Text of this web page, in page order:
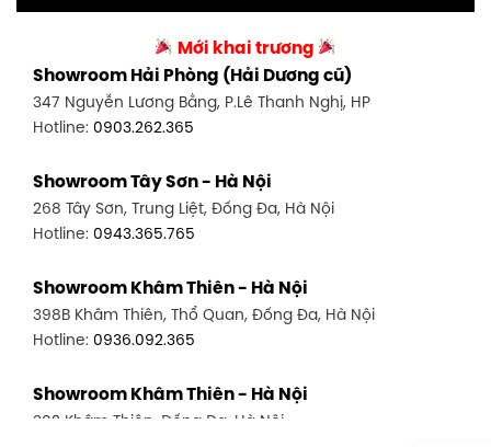
0986.71.8448
Showroom Thuận An - Bình Dương
66 đường DT743, An Phú, Thuận An, Bình Dương
Showroom Biên Hòa - Đồng Nai
452 Nguyễn Ái Quốc, Tân Tiến, TP. Biên Hòa, Đồng Nai
27-29 Nguyễn Sỹ Sách, Hưng Bình, TP Vinh, Nghệ An
Hotline:0943.960.966
Showroom Buôn Ma Thuột
Hotline:0934.02.18.18
Mới khai trương
Showroom Hải Phòng (Hải Dương cũ)
347 Nguyễn Lương Bằng, P.Lê Thanh Nghị, HP
Hotline: 0903.262.365
Showroom Tây Sơn - Hà Nội
268 Tây Sơn, Trung Liệt, Đống Đa, Hà Nội
Hotline: 0943.365.765
Showroom Khâm Thiên - Hà Nội
398B Khâm Thiên, Thổ Quan, Đống Đa, Hà Nội
Hotline: 0936.092.365
Showroom Khâm Thiên - Hà Nội
302 Khâm Thiên, Đống Đa, Hà Nội